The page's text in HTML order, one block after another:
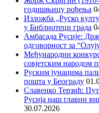
годишњицу рођења
Изложба „Руско
у Библиотеци града
Амбасада Русије:
одговорност за
Међународни
совјетским народом
Руским јунацима
пошта у Београду
Славенко Терзић:
Русија наш главни
30.07.2026